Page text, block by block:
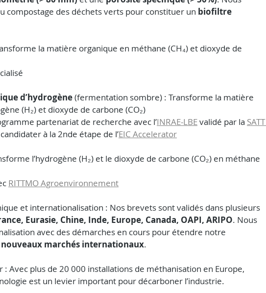
compostage des déchets verts pour constituer un biofiltre
la matière organique en méthane (CH₄) et dioxyde de
d’hydrogène (fermentation sombre) : Transforme la matière
(H₂) et dioxyde de carbone (CO₂)
partenariat de recherche avec l’INRAE-LBE validé par la SATT
à la 2nde étape de l’EIC Accelerator
l’hydrogène (H₂) et le dioxyde de carbone (CO₂) en méthane
RITTMO Agroenvironnement
et internationalisation : Nos brevets sont validés dans plusieurs
Eurasie, Chine, Inde, Europe, Canada, OAPI, ARIPO. Nous
avec des démarches en cours pour étendre notre
nouveaux marchés internationaux.
: Avec plus de 20 000 installations de méthanisation en Europe,
est un levier important pour décarboner l’industrie.